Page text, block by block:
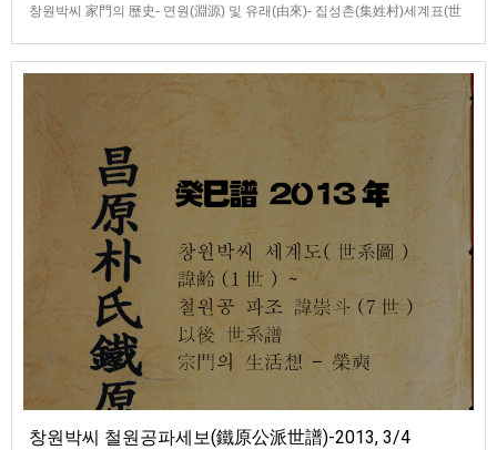
창원박씨 家門의 歷史- 연원(淵源) 및 유래(由來)- 집성촌(集姓村)세계표(世
(神道碑銘)나정비명(蘿井碑銘)알영정비문(閼英井碑文). . . 中略 .…
창원박씨 철원공파세보(鐵原公派世譜)-2013, 3/4